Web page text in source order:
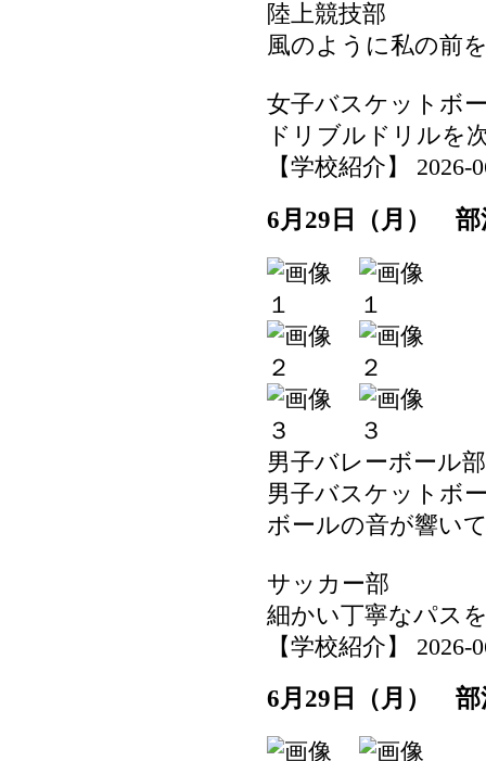
陸上競技部
風のように私の前
女子バスケットボ
ドリブルドリルを
【学校紹介】 2026-
6月29日（月） 部
男子バレーボール部
男子バスケットボ
ボールの音が響い
サッカー部
細かい丁寧なパス
【学校紹介】 2026-
6月29日（月） 部